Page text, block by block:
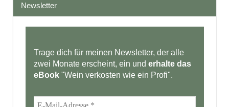
Newsletter
Trage dich für meinen Newsletter, der alle
zwei Monate erscheint, ein und erhalte das
eBook "Wein verkosten wie ein Profi".